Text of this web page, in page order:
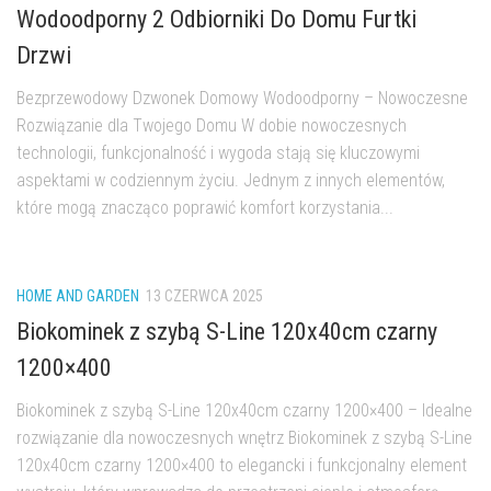
Wodoodporny 2 Odbiorniki Do Domu Furtki
Drzwi
Bezprzewodowy Dzwonek Domowy Wodoodporny – Nowoczesne
Rozwiązanie dla Twojego Domu W dobie nowoczesnych
technologii, funkcjonalność i wygoda stają się kluczowymi
aspektami w codziennym życiu. Jednym z innych elementów,
które mogą znacząco poprawić komfort korzystania...
HOME AND GARDEN 13 CZERWCA 2025
Biokominek z szybą S-Line 120x40cm czarny
1200×400
Biokominek z szybą S-Line 120x40cm czarny 1200×400 – Idealne
rozwiązanie dla nowoczesnych wnętrz Biokominek z szybą S-Line
120x40cm czarny 1200×400 to elegancki i funkcjonalny element